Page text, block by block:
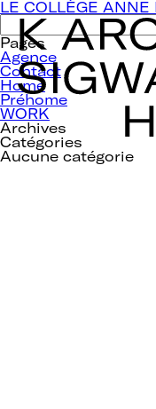
Navigation
de
l’article
LE COLLÈGE
Rechercher :
Pages
Agence
Contact
Home
Préhome
WORK
Archives
Catégories
Aucune catégorie